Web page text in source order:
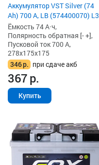
Аккумулятор VST Silver (74
Ah) 700 А, LB (574400070) L3
Ёмкость 74 А·ч,
Полярность обратная [- +],
Пусковой ток 700 А,
278x175x175
346р. при сдаче акб
367р.
Купить